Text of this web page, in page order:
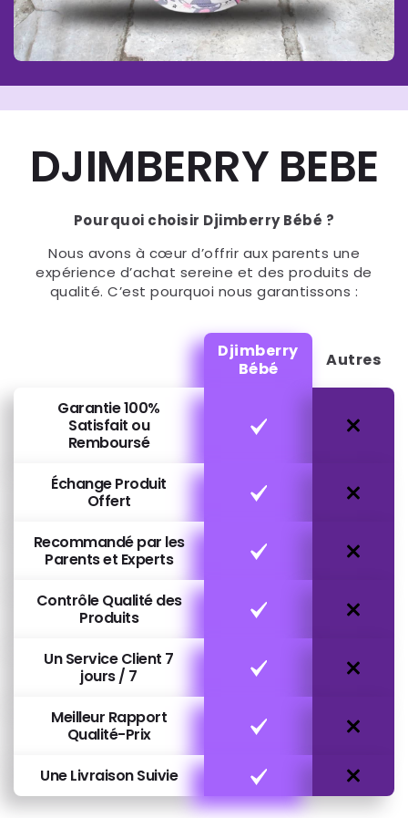
DJIMBERRY BEBE
Pourquoi choisir Djimberry Bébé ?
Nous avons à cœur d’offrir aux parents une
expérience d’achat sereine et des produits de
qualité. C’est pourquoi nous garantissons :
Djimberry
Bébé
Autres
Garantie 100%
Satisfait ou
Remboursé
Échange Produit
Offert
Recommandé par les
Parents et Experts
Contrôle Qualité des
Produits
Un Service Client 7
jours / 7
Meilleur Rapport
Qualité-Prix
Une Livraison Suivie